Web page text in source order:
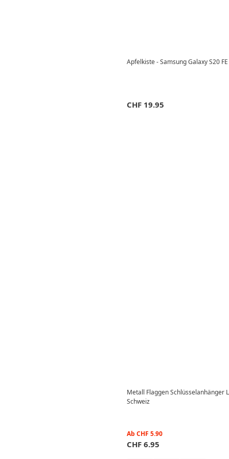
Apfelkiste - Samsung Galaxy S20
CHF 19.95
Metall Flaggen Schlüsselanhänger
Schweiz
Ab CHF 5.90
CHF 6.95